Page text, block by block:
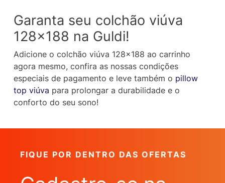
Garanta seu colchão viúva
128×188 na Guldi!
Adicione o colchão viúva 128×188 ao carrinho
agora mesmo, confira as nossas condições
especiais de pagamento e leve também o pillow
top viúva para prolongar a durabilidade e o
conforto do seu sono!
FIQUE POR DENTRO DAS OFERTAS